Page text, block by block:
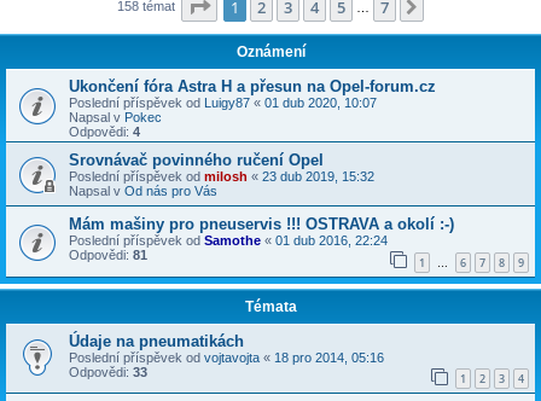
158 témat Stránka z
1 2 3 4 5 7
Oznámení
Ukončení fóra Astra H a přesun na Opel-forum.cz
Poslední příspěvek od Luigy87 « 01 dub 2020, 10:07
Napsal v Pokec
Odpovědi: 4
Srovnávač povinného ručení Opel
Poslední příspěvek od milosh « 23 dub 2019, 15:32
Napsal v Od nás pro Vás
Mám mašiny pro pneuservis !!! OSTRAVA a okolí :-)
Poslední příspěvek od Samothe « 01 dub 2016, 22:24
Odpovědi: 81 1 … 6 7 8 9
Témata
Údaje na pneumatikách
Poslední příspěvek od vojtavojta « 18 pro 2014, 05:16
Odpovědi: 33 1 2 3 4